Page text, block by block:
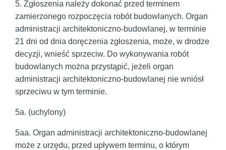
5. Zgłoszenia należy dokonać przed terminem
zamierzonego rozpoczęcia robót budowlanych. Organ
administracji architektoniczno-budowlanej, w terminie
21 dni od dnia doręczenia zgłoszenia, może, w drodze
decyzji, wnieść sprzeciw. Do wykonywania robót
budowlanych można przystąpić, jeżeli organ
administracji architektoniczno-budowlanej nie wniósł
sprzeciwu w tym terminie.
5a. (uchylony)
5aa. Organ administracji architektoniczno-budowlanej
może z urzędu, przed upływem terminu, o którym